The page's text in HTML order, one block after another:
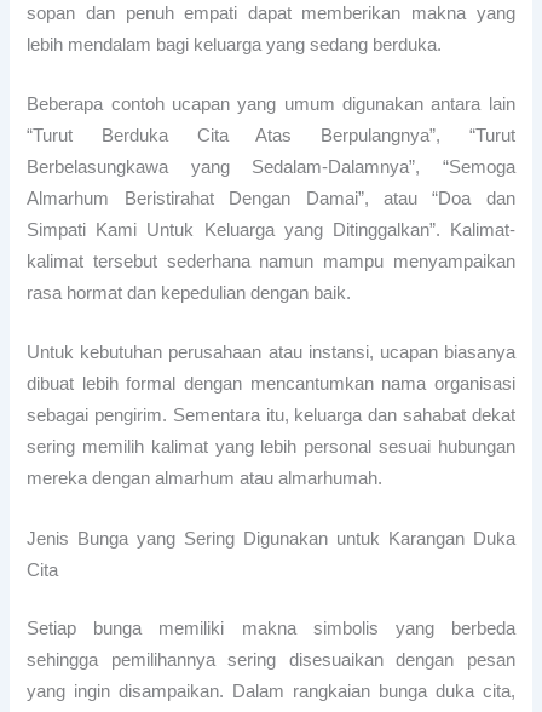
sopan dan penuh empati dapat memberikan makna yang
lebih mendalam bagi keluarga yang sedang berduka.
Beberapa contoh ucapan yang umum digunakan antara lain
“Turut Berduka Cita Atas Berpulangnya”, “Turut
Berbelasungkawa yang Sedalam-Dalamnya”, “Semoga
Almarhum Beristirahat Dengan Damai”, atau “Doa dan
Simpati Kami Untuk Keluarga yang Ditinggalkan”. Kalimat-
kalimat tersebut sederhana namun mampu menyampaikan
rasa hormat dan kepedulian dengan baik.
Untuk kebutuhan perusahaan atau instansi, ucapan biasanya
dibuat lebih formal dengan mencantumkan nama organisasi
sebagai pengirim. Sementara itu, keluarga dan sahabat dekat
sering memilih kalimat yang lebih personal sesuai hubungan
mereka dengan almarhum atau almarhumah.
Jenis Bunga yang Sering Digunakan untuk Karangan Duka
Cita
Setiap bunga memiliki makna simbolis yang berbeda
sehingga pemilihannya sering disesuaikan dengan pesan
yang ingin disampaikan. Dalam rangkaian bunga duka cita,